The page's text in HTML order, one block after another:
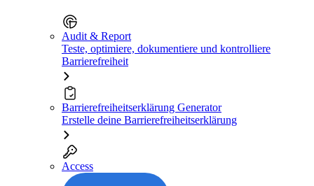
Audit & Report
Teste, optimiere, dokumentiere und kontrolliere
Barrierefreiheit
Barrierefreiheitserklärung Generator
Erstelle deine Barrierefreiheitserklärung
Access